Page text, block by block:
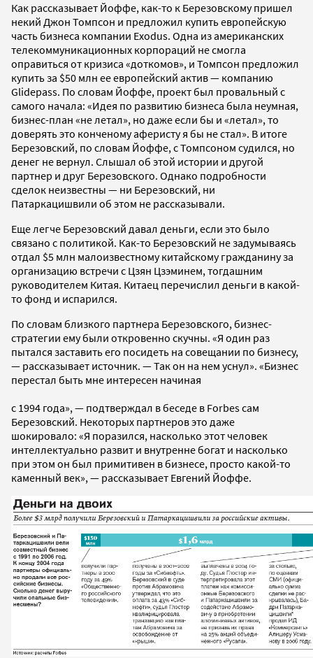
Как рассказывает Йоффе, как-то к Березовскому пришел
некий Джон Томпсон и предложил купить европейскую
часть бизнеса компании Exodus. Одна из американских
телекоммуникационных корпораций не смогла
оправиться от кризиса «доткомов», и Томпсон предложил
купить за $50 млн ее европейский актив — компанию
Glidepass. По словам Йоффе, проект был провальный с
самого начала: «Идея по развитию бизнеса была неумная,
бизнес-план «не летал», но даже если бы и «летал», то
доверять это конченому аферисту я бы не стал». В итоге
Березовский, по словам Йоффе, с Томпсоном судился, но
денег не вернул. Слышал об этой истории и другой
партнер и друг Березовского. Однако подробности
сделок неизвестны — ни Березовский, ни
Патаркацишвили об этом не рассказывали.
Еще легче Березовский давал деньги, если это было
связано с политикой. Как-то Березовский не задумываясь
отдал $5 млн малоизвестному китайскому гражданину за
организацию встречи с Цзян Цзэминем, тогдашним
руководителем Китая. Китаец перечислил деньги в какой-
то фонд и испарился.
По словам близкого партнера Березовского, бизнес-
стратегии ему были откровенно скучны. «Я один раз
пытался заставить его посидеть на совещании по бизнесу,
— рассказывает источник. — Так он на нем уснул». «Бизнес
перестал быть мне интересен начиная
с 1994 года», — подтверждал в беседе в Forbes сам
Березовский. Некоторых партнеров это даже
шокировало: «Я поразился, насколько этот человек
интеллектуально развит и внутренне богат и насколько
при этом он был примитивен в бизнесе, просто какой-то
каменный век», — рассказывает Евгений Йоффе.